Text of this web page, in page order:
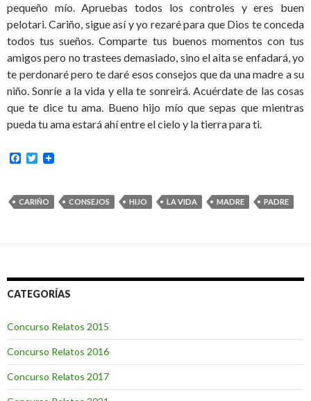
pequeño mío. Apruebas todos los controles y eres buen
pelotari. Cariño, sigue así y yo rezaré para que Dios te conceda
todos tus sueños. Comparte tus buenos momentos con tus
amigos pero no trastees demasiado, sino el aita se enfadará, yo
te perdonaré pero te daré esos consejos que da una madre a su
niño. Sonríe a la vida y ella te sonreirá. Acuérdate de las cosas
que te dice tu ama. Bueno hijo mío que sepas que mientras
pueda tu ama estará ahí entre el cielo y la tierra para ti.
F
b
T
t
CARIÑO CONSEJOS HIJO LA VIDA MADRE PADRE
CATEGORÍAS
Concurso Relatos 2015
Concurso Relatos 2016
Concurso Relatos 2017